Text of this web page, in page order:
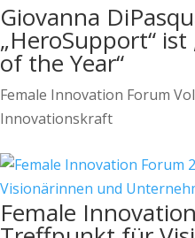
Giovanna
„HeroSupport“
of the Year“
Female Innovation Forum
Innovationskraft
Female